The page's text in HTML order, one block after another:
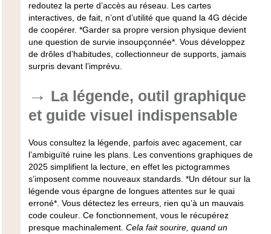
redoutez la perte d’accès au réseau. Les cartes
interactives, de fait, n’ont d’utilité que quand la 4G décide
de coopérer. *Garder sa propre version physique devient
une question de survie insoupçonnée*. Vous développez
de drôles d’habitudes, collectionneur de supports, jamais
surpris devant l’imprévu.
La légende, outil graphique
et guide visuel indispensable
Vous consultez la légende, parfois avec agacement, car
l’ambiguïté ruine les plans. Les conventions graphiques de
2025 simplifient la lecture, en effet les pictogrammes
s’imposent comme nouveaux standards. *Un détour sur la
légende vous épargne de longues attentes sur le quai
erroné*. Vous détectez les erreurs, rien qu’à un mauvais
code couleur. Ce fonctionnement, vous le récupérez
presque machinalement. Cela fait sourire, quand un